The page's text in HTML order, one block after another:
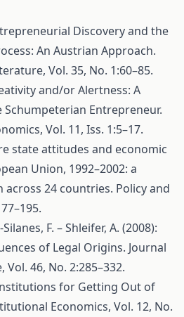
Discovery and the
An Austrian Approach.
Vol. 35, No. 1:60–85.
and/or Alertness: A
Entrepreneur.
Vol. 11, Iss. 1:5–17.
state attitudes and economic
Union, 1992–2002: a
24 countries. Policy and
F. – Shleifer, A. (2008):
of Legal Origins. Journal
46, No. 2:285–332.
for Getting Out of
Economics, Vol. 12, No.